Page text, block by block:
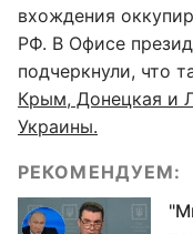
вхождения
РФ. В Офисе
подчеркнули, что
Крым, Донецкая и
Украины.
РЕКОМЕНДУЕМ: